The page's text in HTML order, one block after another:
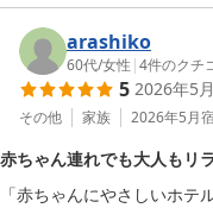
毎年変わらずお越しいた
っております。
あいにくのお天気ではご
ご活用いただき、沖縄で
また、スタッフへの温か
読いたしました。
arashiko
60代/女性 |4件のクチ
5 2026年5
その他 家族 2026年5月
赤ちゃん連れでも大人もリ
「赤ちゃんにやさしいホ